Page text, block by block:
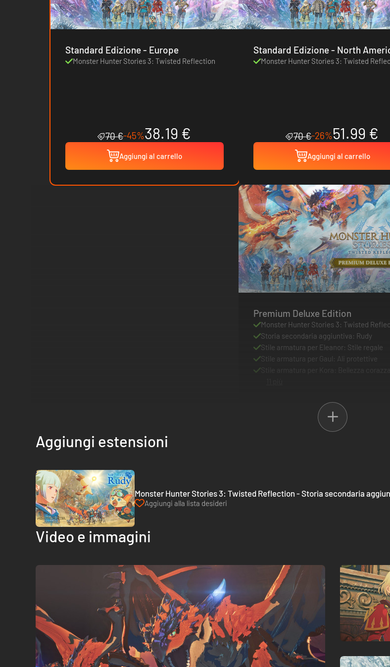
Standard Edizione - Europe
Monster Hunter Stories 3: Twisted Reflection
70 €-45%38.19 €
Aggiungi al carrello
Standard Edizione - North
Monster Hunter Stories 3: Twisted
70 €-26%51.99 €
Aggiungi al carrello
Premium Deluxe Edition
Monster Hunter Stories 3: Twisted
Storia secondaria aggiuntiva: Rudy
Stile armatura per Eleanor: Stile regale
Stile armatura per Gaul: Ali protettive
Aggiungi estensioni
Monster Hunter Stories 3: Twisted Reflection - Storia secondaria
Aggiungi alla lista desideri
Video e immagini